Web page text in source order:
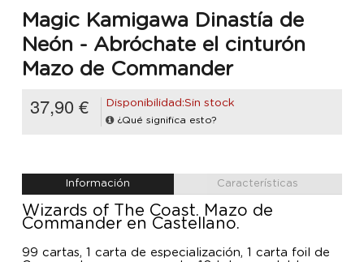
Magic Kamigawa Dinastía de
Neón - Abróchate el cinturón
Mazo de Commander
37,90 € Disponibilidad:Sin stock
¿Qué significa esto?
Información Características
Wizards of The Coast. Mazo de
Commander en Castellano.
99 cartas, 1 carta de especialización, 1 carta foil de